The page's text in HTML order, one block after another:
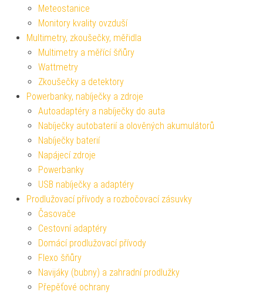
Meteostanice
Monitory kvality ovzduší
Multimetry, zkoušečky, měřidla
Multimetry a měřící šňůry
Wattmetry
Zkoušečky a detektory
Powerbanky, nabíječky a zdroje
Autoadaptéry a nabíječky do auta
Nabíječky autobaterií a olověných akumulátorů
Nabíječky baterií
Napájecí zdroje
Powerbanky
USB nabíječky a adaptéry
Prodlužovací přívody a rozbočovací zásuvky
Časovače
Cestovní adaptéry
Domácí prodlužovací přívody
Flexo šňůry
Navijáky (bubny) a zahradní prodlužky
Přepěťové ochrany